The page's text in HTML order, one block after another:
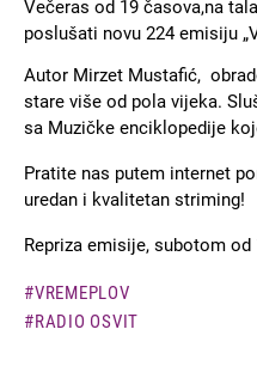
Večeras od 19 časova,na
poslušati novu 224 emisiju
Autor Mirzet Mustafić,
stare više od pola vijeka.
sa Muzičke enciklopedije
Pratite nas putem internet
uredan i kvalitetan striming!
Repriza emisije, subotom od
VREMEPLOV
RADIO OSVIT